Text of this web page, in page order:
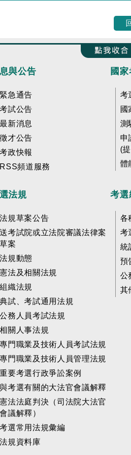
收合
與公告
緊急通告
考試公告
最新消息
徵才公告
考政快報
RSS頻道服務
國
考
國
測
申
(
體
法規
法規草案公告
送考試院或立法院審議法律案
草案
法規動態
憲法及相關法規
組織法規
典試、考試通用法規
公務人員考試法規
相關人事法規
專門職業及技術人員考試法規
專門職業及技術人員管理法規
重要考選行政爭訟案例
與考選有關的大法官會議解釋
憲法法庭判決（司法院大法官
會議解釋）
考選常用法規彙編
法規資料庫
考選
各
考
統
預
公
其